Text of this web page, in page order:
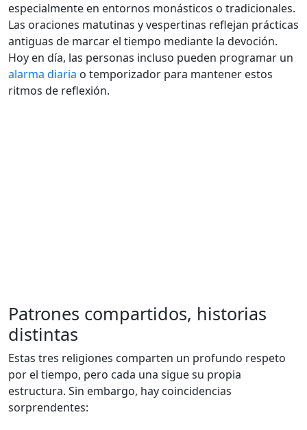
especialmente en entornos monásticos o tradicionales.
Las oraciones matutinas y vespertinas reflejan prácticas
antiguas de marcar el tiempo mediante la devoción.
Hoy en día, las personas incluso pueden programar un
alarma diaria o temporizador para mantener estos
ritmos de reflexión.
Patrones compartidos, historias
distintas
Estas tres religiones comparten un profundo respeto
por el tiempo, pero cada una sigue su propia
estructura. Sin embargo, hay coincidencias
sorprendentes: